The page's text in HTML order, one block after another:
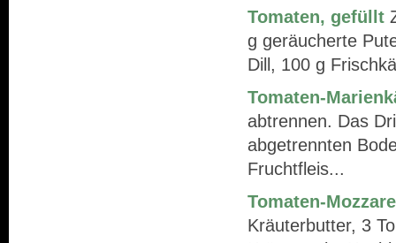
Tomaten, gefüllt
g geräucherte
Dill, 100 g
Tomaten-
abtrennen. Das
abgetrennten
Fruchtfleis...
Tomaten-
Kräuterbutter, 3